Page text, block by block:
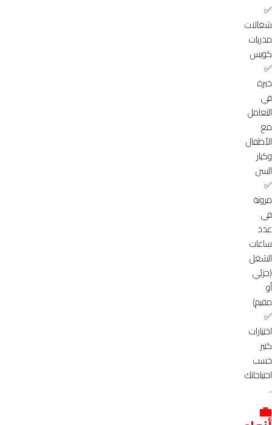
✅
شغالات
مدربات
كويس
✅
خبرة
في
التعامل
مع
الأطفال
وكبار
السن
✅
مرونة
في
عدد
ساعات
الشغل
(جزئي
أو
مقيم)
✅
اختيارات
كتير
حسب
احتياجاتك
💼